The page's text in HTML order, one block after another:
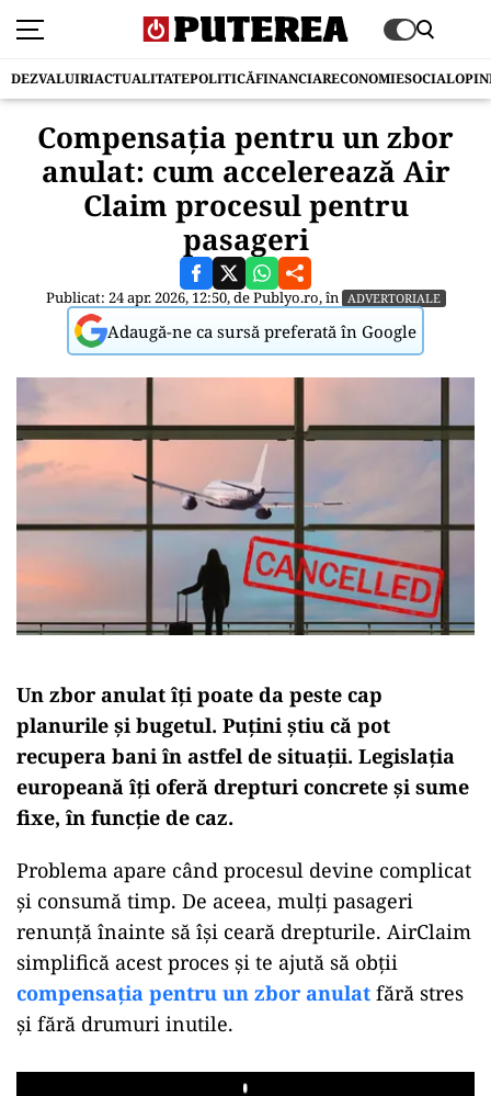
DEZVALUIRIACTUALITATEPOLITICĂFINANCIARECONOMIESOCIAL
Compensația pentru un zbor
anulat: cum accelerează Air
Claim procesul pentru
pasageri
Publicat: 24 apr. 2026, 12:50, dePublyo.ro, în ADVERTORIALE
Adaugă-ne ca sursă preferată în Google
Un zbor anulat îți poate da peste cap
planurile și bugetul. Puțini știu că pot
recupera bani în astfel de situații. Legislația
europeană îți oferă drepturi concrete și sume
fixe, în funcție de caz.
Problema apare când procesul devine complicat
și consumă timp. De aceea, mulți pasageri
renunță înainte să își ceară drepturile. AirClaim
simplifică acest proces și te ajută să obții
compensația pentru un zbor anulat fără stres
și fără drumuri inutile.